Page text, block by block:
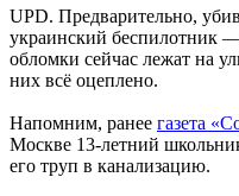
UPD. Предварительно,
украинский беспилотник
обломки сейчас лежат на
них всё оцеплено.
Напомним, ранее газета
Москве 13-летний
его труп в канализацию.